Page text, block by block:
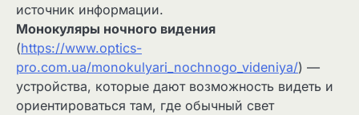
источник информации.
Монокуляры ночного видения
(https://www.optics-
pro.com.ua/monokulyari_nochnogo_videniya/) —
устройства, которые дают возможность видеть и
ориентироваться там, где обычный свет